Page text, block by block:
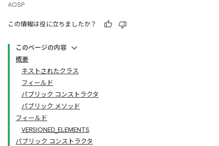
AOSP
この情報は役に立ちましたか？
このページの内容
概要
ネストされたクラス
フィールド
パブリック コンストラクタ
パブリック メソッド
フィールド
VERSIONED_ELEMENTS
パブリック コンストラクタ